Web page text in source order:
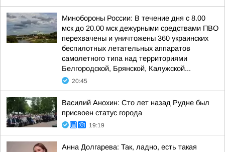
Минобороны России: В течение дня с 8.00
мск до 20.00 мск дежурными средствами ПВО
перехвачены и уничтожены 360 украинских
беспилотных летательных аппаратов
самолетного типа над территориями
Белгородской, Брянской, Калужской...
20:45
Василий Анохин: Сто лет назад Рудне был
присвоен статус города
19:19
Анна Долгарева: Так, ладно, есть такая